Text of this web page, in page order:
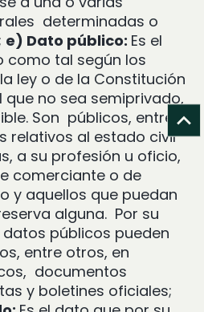
determinadas o
e) Dato público: Es el
como tal según los
ley o de la Constitución
que no sea semiprivado,
Son públicos, entre
relativos al estado civil
a su profesión u oficio,
comerciante o de
y aquellos que puedan
alguna. Por su
públicos pueden
entre otros, en
documentos
y boletines oficiales;